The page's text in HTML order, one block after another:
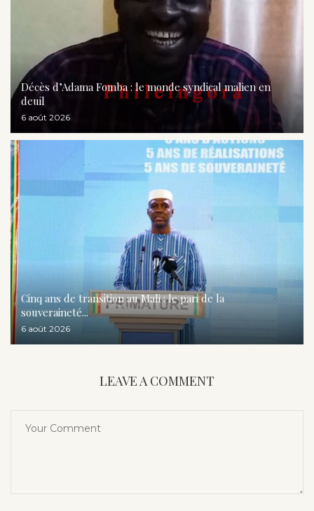
Décès d’Adama Fomba : le monde syndical malien en
deuil
6 août 2026
Cinq ans de transition au Mali : le pari de la
souveraineté...
6 août 2026
LEAVE A COMMENT